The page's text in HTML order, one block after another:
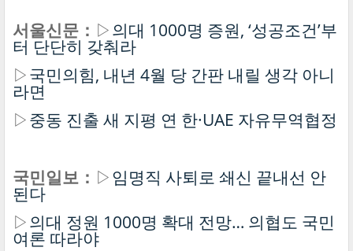
서울신문： ▷의대 1000명 증원, ‘성공조건’부
터 단단히 갖춰라
▷국민의힘, 내년 4월 당 간판 내릴 생각 아니
라면
▷중동 진출 새 지평 연 한·UAE 자유무역협정
국민일보： ▷임명직 사퇴로 쇄신 끝내선 안
된다
▷의대 정원 1000명 확대 전망… 의협도 국민
여론 따라야